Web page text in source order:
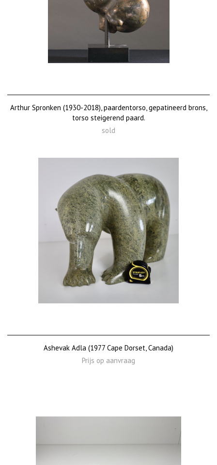
Arthur Spronken (1930-2018), paardentorso, gepatineerd brons,
torso steigerend paard.
sold
Ashevak Adla (1977 Cape Dorset, Canada)
Prijs op aanvraag